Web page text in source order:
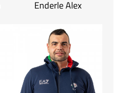
Enderle Alex